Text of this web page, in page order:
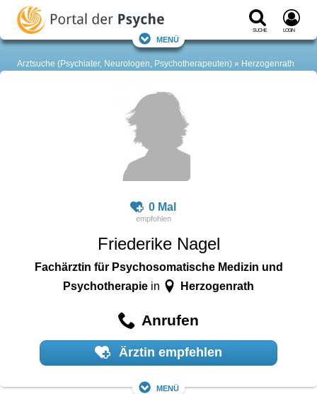
Suche Login
Menü
Arztsuche (Psychiater, Neurologen, Psychotherapeuten) Herzogenrath
0 Mal
Friederike Nagel
Fachärztin für Psychosomatische Medizin und
Psychotherapiein Herzogenrath
Anrufen
Ärztin empfehlen
Menü